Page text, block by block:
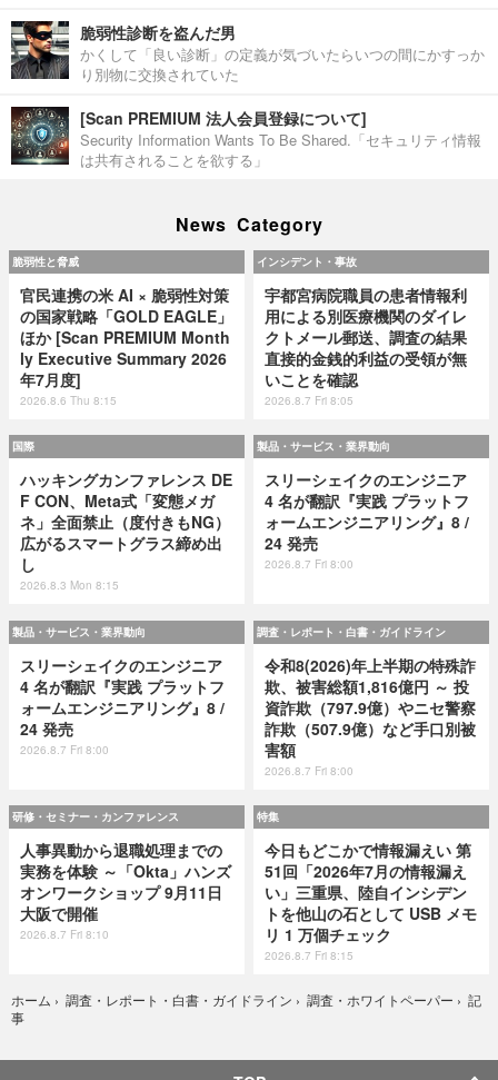
脆弱性診断を盗んだ男
かくして「良い診断」の定義が気づいたらいつの間にかすっか
り別物に交換されていた
[Scan PREMIUM 法人会員登録について]
Security Information Wants To Be Shared.「セキュリティ情報
は共有されることを欲する」
News Category
脆弱性と脅威
官民連携の米 AI × 脆弱性対策
の国家戦略「GOLD EAGLE」
ほか [Scan PREMIUM Month
ly Executive Summary 2026
年7月度]
2026.8.6 Thu 8:15
インシデント・事故
宇都宮病院職員の患者情報利
用による別医療機関のダイレ
クトメール郵送、調査の結果
直接的金銭的利益の受領が無
いことを確認
2026.8.7 Fri 8:05
国際
ハッキングカンファレンス DE
F CON、Meta式「変態メガ
ネ」全面禁止（度付きもNG）
広がるスマートグラス締め出
し
2026.8.3 Mon 8:15
製品・サービス・業界動向
スリーシェイクのエンジニア
4 名が翻訳『実践 プラットフ
ォームエンジニアリング』8 /
24 発売
2026.8.7 Fri 8:00
製品・サービス・業界動向
スリーシェイクのエンジニア
4 名が翻訳『実践 プラットフ
ォームエンジニアリング』8 /
24 発売
2026.8.7 Fri 8:00
調査・レポート・白書・ガイドライン
令和8(2026)年上半期の特殊詐
欺、被害総額1,816億円 ～ 投
資詐欺（797.9億）やニセ警察
詐欺（507.9億）など手口別被
害額
2026.8.7 Fri 8:00
研修・セミナー・カンファレンス
人事異動から退職処理までの
実務を体験 ～「Okta」ハンズ
オンワークショップ 9月11日
大阪で開催
2026.8.7 Fri 8:10
特集
今日もどこかで情報漏えい 第
51回「2026年7月の情報漏え
い」三重県、陸自インシデン
トを他山の石として USB メモ
リ 1 万個チェック
2026.8.7 Fri 8:15
ホーム › 調査・レポート・白書・ガイドライン › 調査・ホワイトペーパー › 記
事